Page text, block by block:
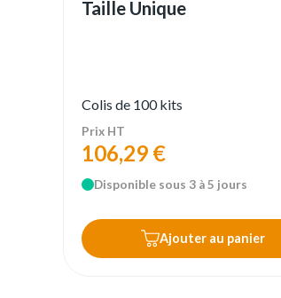
Taille Unique
Colis de 100 kits
Prix HT
106,29 €
Disponible sous 3 à 5 jours
Ajouter au panier